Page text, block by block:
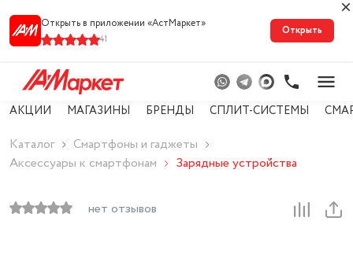
Открыть в приложении «АстМарке‪т‬»
41
Открыть
АКЦИИ МАГАЗИНЫ БРЕНДЫ СПЛИТ-СИСТЕМЫ
Каталог
Смартфоны и гаджеты
Аксессуары к смартфонам
Зарядные устройства
нет отзывов